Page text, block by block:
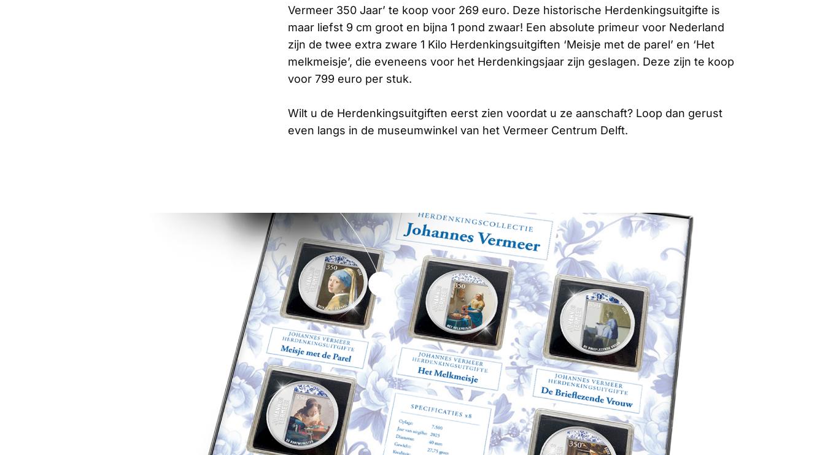
Vermeer 350 Jaar’ te koop voor 269 euro. Deze historische Herdenkingsuitgifte is
maar liefst 9 cm groot en bijna 1 pond zwaar! Een absolute primeur voor Nederland
zijn de twee extra zware 1 Kilo Herdenkingsuitgiften ‘Meisje met de parel’ en ‘Het
melkmeisje’, die eveneens voor het Herdenkingsjaar zijn geslagen. Deze zijn te koop
voor 799 euro per stuk.
Wilt u de Herdenkingsuitgiften eerst zien voordat u ze aanschaft? Loop dan gerust
even langs in de museumwinkel van het Vermeer Centrum Delft.